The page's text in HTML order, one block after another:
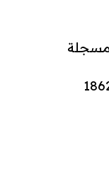
مسجلة